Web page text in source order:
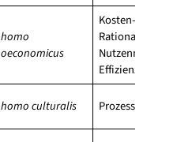
homo
oeconomicus
Kosten-Nutzen-
Rationalität,
Effizienz
homo culturalis Prozessuale